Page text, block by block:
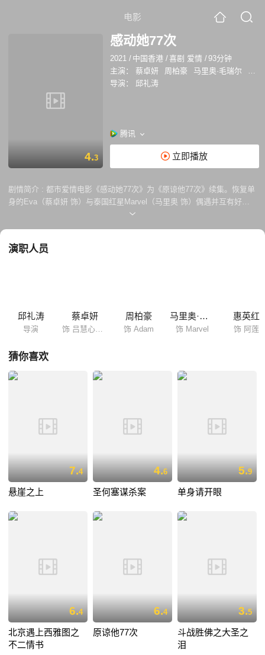
电影
4.3
感动她77次
2021 / 中国香港 /喜剧 爱情 /93分钟
主演：
蔡卓妍 周柏豪 马里奥·毛瑞尔
惠英
导演：
邱礼涛
腾讯
立即播放
剧情简介 : 都市爱情电影《感动她77次》为《原谅他77次》续集。恢复单
身的Eva（蔡卓妍 饰）与泰国红星Marvel（马里奥 饰）偶遇并互有好
感，而Adam （周柏豪 饰）仍希望通过努力换来Eva的第78次原谅。为完
演职人员
邱礼涛
导演
蔡卓妍 周柏豪
饰 Adam
马里奥·毛瑞尔
饰 Marvel
惠英红
饰 阿莲
猜你喜欢
7.4
悬崖之上
4.6
圣何塞谋杀案
5.9
单身请开眼
6.4
北京遇上西雅图之
不二情书
6.4
原谅他77次
3.5
斗战胜佛之大圣之
泪